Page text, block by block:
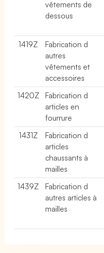
vêtements de
dessous
1419Z
Fabrication d
autres
vêtements et
accessoires
1420Z
Fabrication d
articles en
fourrure
1431Z
Fabrication d
articles
chaussants à
mailles
1439Z
Fabrication d
autres articles à
mailles